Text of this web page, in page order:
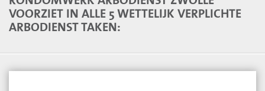
VOORZIET IN ALLE 5 WETTELIJK VERPLICHTE
ARBODIENST TAKEN: